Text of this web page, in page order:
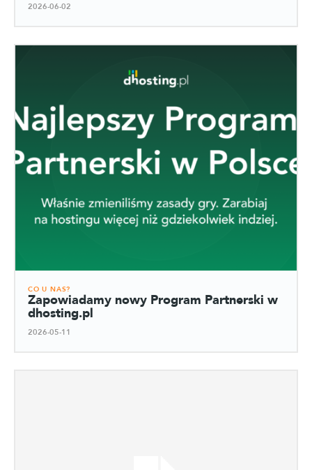
2026-06-02
CO U NAS?
Zapowiadamy nowy Program Partnerski w
dhosting.pl
2026-05-11